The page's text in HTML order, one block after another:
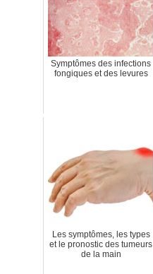
Symptômes des infections
fongiques et des levures
Les symptômes, les types
et le pronostic des tumeurs
de la main